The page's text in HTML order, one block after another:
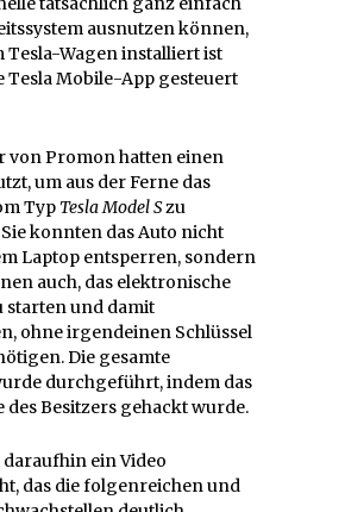
ausnutzen können,
Tesla-Wagen installiert ist
Tesla Mobile-App gesteuert
von Promon hatten einen
um aus der Ferne das
Typ Tesla Model Szu
konnten das Auto nicht
Laptop entsperren, sondern
auch, das elektronische
starten und damit
ohne irgendeinen Schlüssel
Die gesamte
durchgeführt, indem das
des Besitzers gehackt wurde.
ein Video
das die folgenreichen und